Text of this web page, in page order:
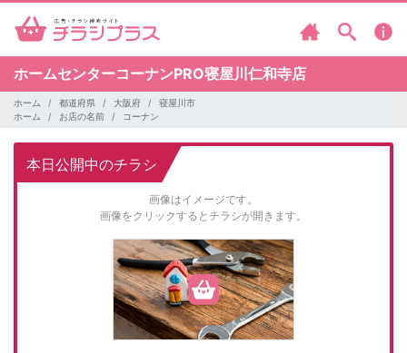
ホームセンターコーナンPRO寝屋川仁和寺店
ホーム 都道府県 大阪府
寝屋川市
ホーム
お店の名前 コーナン
本日公開中のチラシ
画像はイメージです。
画像をクリックするとチラシが開きます。